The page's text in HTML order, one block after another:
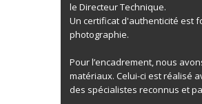
le Directeur Technique.
Un certificat d'authenticité est
photographie.
Pour l’encadrement, nous
matériaux. Celui-ci est réalisé
des spécialistes reconnus et